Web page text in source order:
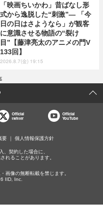
「映画ちいかわ」昔ばなし形
式から逸脱した“刺激”― 「今
日の日はさようなら」が観客
に意識させる物語の“裂け
目”【藤津亮太のアニメの門V
133回】
2026.8.7(金) 19:15
Official
twitter
Official
YouTube
要 個人情報保護方針
、契約した場合に、
れることがあります。
画像の無断転載を禁じます。
IID, Inc.